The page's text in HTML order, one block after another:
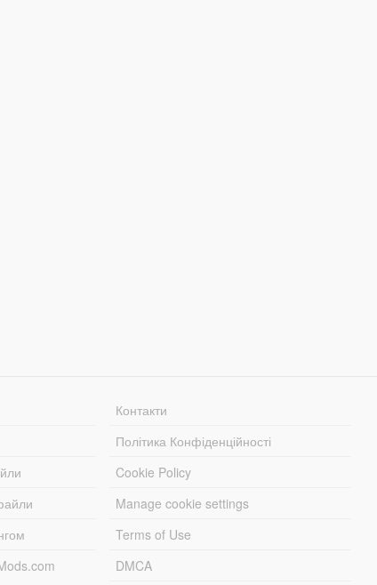
Контакти
Політика Конфіденційності
Cookie Policy
Manage cookie settings
Terms of Use
DMCA